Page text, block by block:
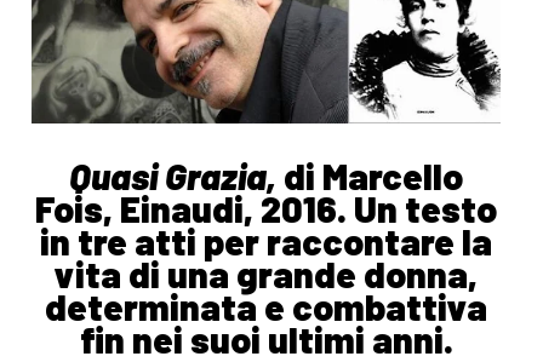
Quasi Grazia, di Marcello
Fois, Einaudi, 2016. Un testo
in tre atti per raccontare la
vita di una grande donna,
determinata e combattiva
fin nei suoi ultimi anni.